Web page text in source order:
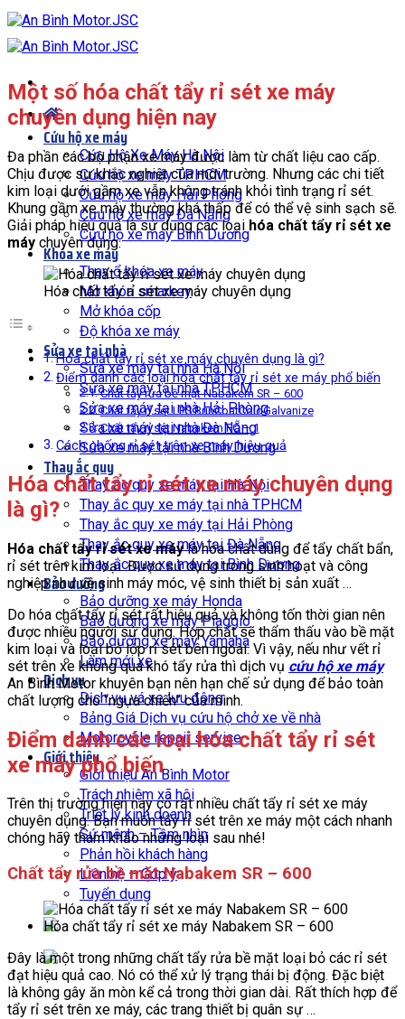
Bỏ
qua
nội
Cứu hộ xe máy
Cứu Hộ Xe Máy Hà Nội
Cứu hộ xe máy TPHCM
Cứu hộ xe máy Hải Phòng
Cứu hộ xe máy Đà Nẵng
Cứu hộ xe máy Bình Dương
Khóa xe máy
Thay ổ khóa xe máy
Mở khóa smarkey
Mở khóa cốp
Độ khóa xe máy
Sửa xe tại nhà
Sửa xe máy tại nhà Hà Nội
Sửa xe máy tại nhà TPHCM
Sửa xe máy tại nhà Hải Phòng
Sửa xe máy tại nhà Đà Nẵng
Sửa xe máy tại nhà Bình Dương
Thay ắc quy
Thay ắc quy xe máy tại Hà Nội
Thay ắc quy xe máy tại nhà TPHCM
Thay ắc quy xe máy tại Hải Phòng
Thay ắc quy xe máy tại Đà Nẵng
Thay ắc quy xe máy tại Bình Dương
Bảo dưỡng
Bảo dưỡng xe máy Honda
Bảo dưỡng xe máy Piaggio
Bảo dưỡng xe máy Yamaha
Làm mới xe
Dịch vụ
Dịch vụ vá xe lưu động
Bảng Giá Dịch vụ cứu hộ chở xe về nhà
Motorcycle repair service
Giới thiệu
Giới thiệu An Bình Motor
Trách nhiệm xã hội
Triết lý kinh doanh
Sứ mệnh – Tầm nhìn
Phản hồi khách hàng
Liên hệ – Góp ý
Tuyển dụng
Một số hóa chất tẩy rỉ sét xe máy
chuyên dụng hiện nay
Đa phần các bộ phận xe máy được làm từ chất liệu cao cấp.
Chịu được sự khắc nghiệt của môi trường. Nhưng các chi tiết
kim loại dưới gầm xe vẫn không tránh khỏi tình trạng rỉ sét.
Khung gầm xe máy thường khá thấp để có thể vệ sinh sạch sẽ.
Giải pháp hiệu quả là sử dụng các loại hóa chất tẩy rỉ sét xe
máy chuyên dụng.
Hóa chất tẩy rỉ sét xe máy chuyên dụng
Hóa chất tẩy rỉ sét xe máy chuyên dụng là gì?
Điểm danh các loại hóa chất tẩy rỉ sét xe máy phổ biến
Chất tẩy rửa bề mặt Nabakem SR – 600
Chất tẩy rỉ sét LPS BrinCoatColdGalvanize
Chất tẩy rỉ sét Nabakem FC – 1
Cách chống rỉ sét trên xe máy hiệu quả
Hóa chất tẩy rỉ sét xe máy chuyên dụng
là gì?
Hóa chất tẩy rỉ sét xe máylà hóa chất dùng để tẩy chất bẩn,
rỉ sét trên kim loại. Được sử dụng trong sinh hoạt và công
nghiệp như vệ sinh máy móc, vệ sinh thiết bị sản xuất …
Do hóa chất tẩy rỉ sét rất hiệu quả và không tốn thời gian nên
được nhiều người sử dụng. Hợp chất sẽ thẩm thấu vào bề mặt
kim loại và loại bỏ lớp rỉ sét bên ngoài. Vì vậy, nếu như vết rỉ
sét trên xe không quá khó tẩy rửa thì dịch vụ cứu hộ xe máy
An Bình Motor khuyên bạn nên hạn chế sử dụng để bảo toàn
chất lượng cho “ngựa chiến” của mình.
Điểm danh các loại hóa chất tẩy rỉ sét
xe máy phổ biến
Trên thị trường hiện nay có rất nhiều chất tẩy rỉ sét xe máy
chuyên dụng. Bạn muốn tẩy rỉ sét trên xe máy một cách nhanh
chóng hãy tham khảo những loại sau nhé!
Chất tẩy rửa bề mặt Nabakem SR – 600
Hóa chất tẩy rỉ sét xe máy Nabakem SR – 600
Đây là một trong những chất tẩy rửa bề mặt loại bỏ các rỉ sét
đạt hiệu quả cao. Nó có thể xử lý trạng thái bị động. Đặc biệt
là không gây ăn mòn kể cả trong thời gian dài. Rất thích hợp để
tẩy rỉ sét trên xe máy, các trang thiết bị quân sự …